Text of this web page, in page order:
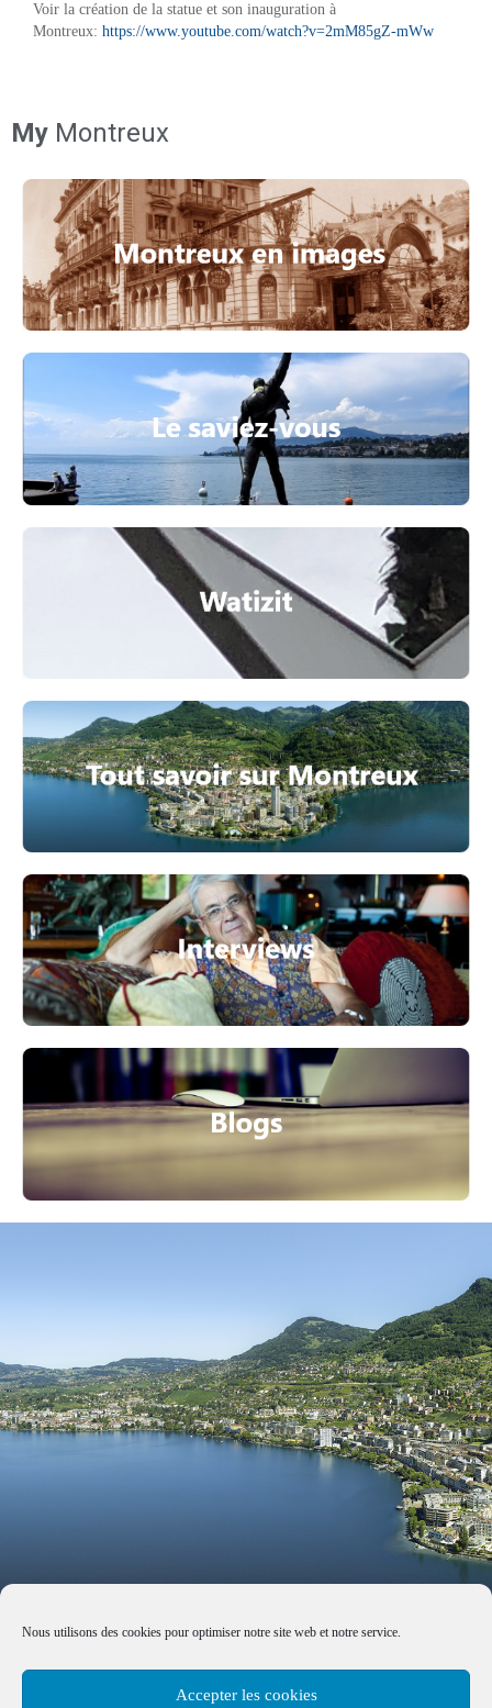
Nous utilisons des cookies pour optimiser notre site web et notre service.
Accepter les cookies
Voir la création de la statue et son inauguration à
Montreux: https://www.youtube.com/watch?v=2mM85gZ-mWw
My Montreux